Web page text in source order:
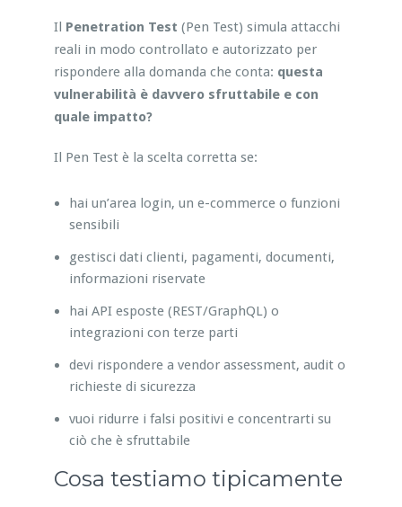
Il Penetration Test (Pen Test) simula attacchi
reali in modo controllato e autorizzato per
rispondere alla domanda che conta: questa
vulnerabilità è davvero sfruttabile e con
quale impatto?
Il Pen Test è la scelta corretta se:
hai un’area login, un e-commerce o funzioni
sensibili
gestisci dati clienti, pagamenti, documenti,
informazioni riservate
hai API esposte (REST/GraphQL) o
integrazioni con terze parti
devi rispondere a vendor assessment, audit o
richieste di sicurezza
vuoi ridurre i falsi positivi e concentrarti su
ciò che è sfruttabile
Cosa testiamo tipicamente